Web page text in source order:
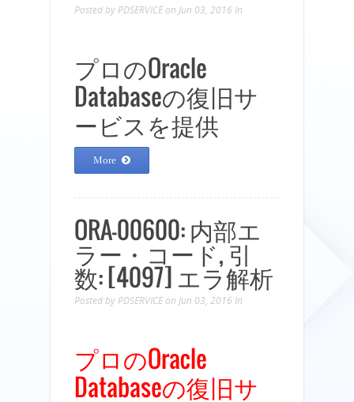
Posted by PDSERVICE on Jun 03, 2016 In
プロのOracle
Databaseの復旧サ
ービスを提供
More
ORA-00600: 内部エ
ラー・コード, 引
数: [4097] エラ解析
Posted by PDSERVICE on Jun 03, 2016 In
プロのOracle
Databaseの復旧サ